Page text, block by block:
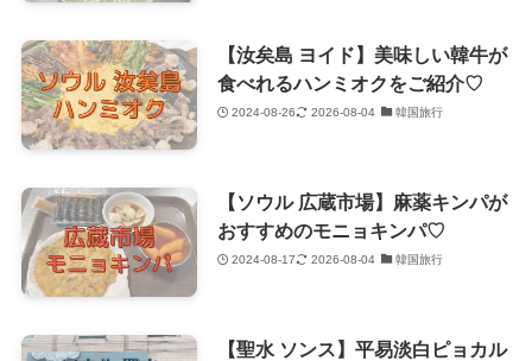
【汝矣島 ヨイド】美味しい韓牛が
食べれるハンミオクをご紹介♡
2024-08-26 2026-08-04 韓国旅行
【ソウル 広蔵市場】麻薬キンパが
おすすめのモニョキンパ♡
2024-08-17 2026-08-04 韓国旅行
【聖水 ソンス】平易淡白ピョカル